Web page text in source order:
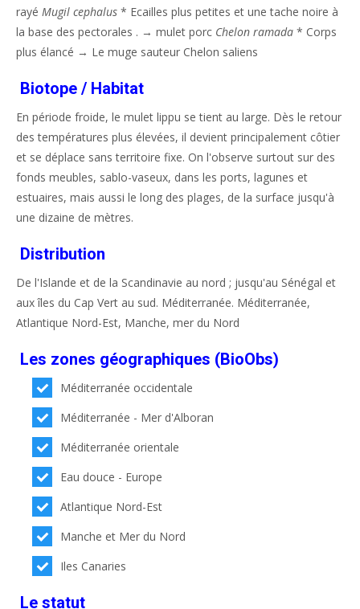
rayé Mugil cephalus * Ecailles plus petites et une tache noire à
la base des pectorales . → mulet porc Chelon ramada * Corps
plus élancé → Le muge sauteur Chelon saliens
Biotope / Habitat
En période froide, le mulet lippu se tient au large. Dès le retour
des températures plus élevées, il devient principalement côtier
et se déplace sans territoire fixe. On l'observe surtout sur des
fonds meubles, sablo-vaseux, dans les ports, lagunes et
estuaires, mais aussi le long des plages, de la surface jusqu'à
une dizaine de mètres.
Distribution
De l'Islande et de la Scandinavie au nord ; jusqu'au Sénégal et
aux îles du Cap Vert au sud. Méditerranée. Méditerranée,
Atlantique Nord-Est, Manche, mer du Nord
Les zones géographiques (BioObs)
Méditerranée occidentale
Méditerranée - Mer d'Alboran
Méditerranée orientale
Eau douce - Europe
Atlantique Nord-Est
Manche et Mer du Nord
Iles Canaries
Le statut